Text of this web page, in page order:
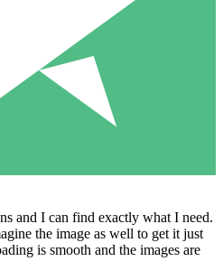
and I can find exactly what I need.
the image as well to get it just
is smooth and the images are